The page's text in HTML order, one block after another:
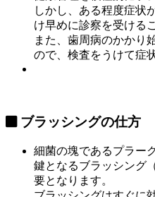
しかし、ある程度症状
け早めに診察を受ける
また、 歯周病のかかり
ので、検査をうけて症
ブラッシングの仕方
細菌の塊であるプラー
鍵となるブラッシング
要となります。